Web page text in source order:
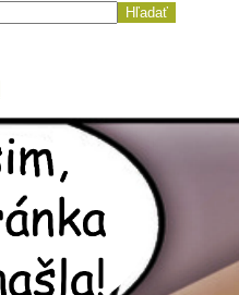
Hľadať